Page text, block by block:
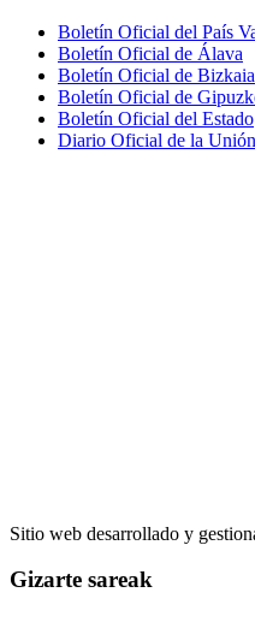
Boletín Oficial del País
Boletín Oficial de Álava
Boletín Oficial de Bizkaia
Boletín Oficial de
Boletín Oficial del Estado
Diario Oficial de la
Sitio web desarrollado y
Gizarte sareak